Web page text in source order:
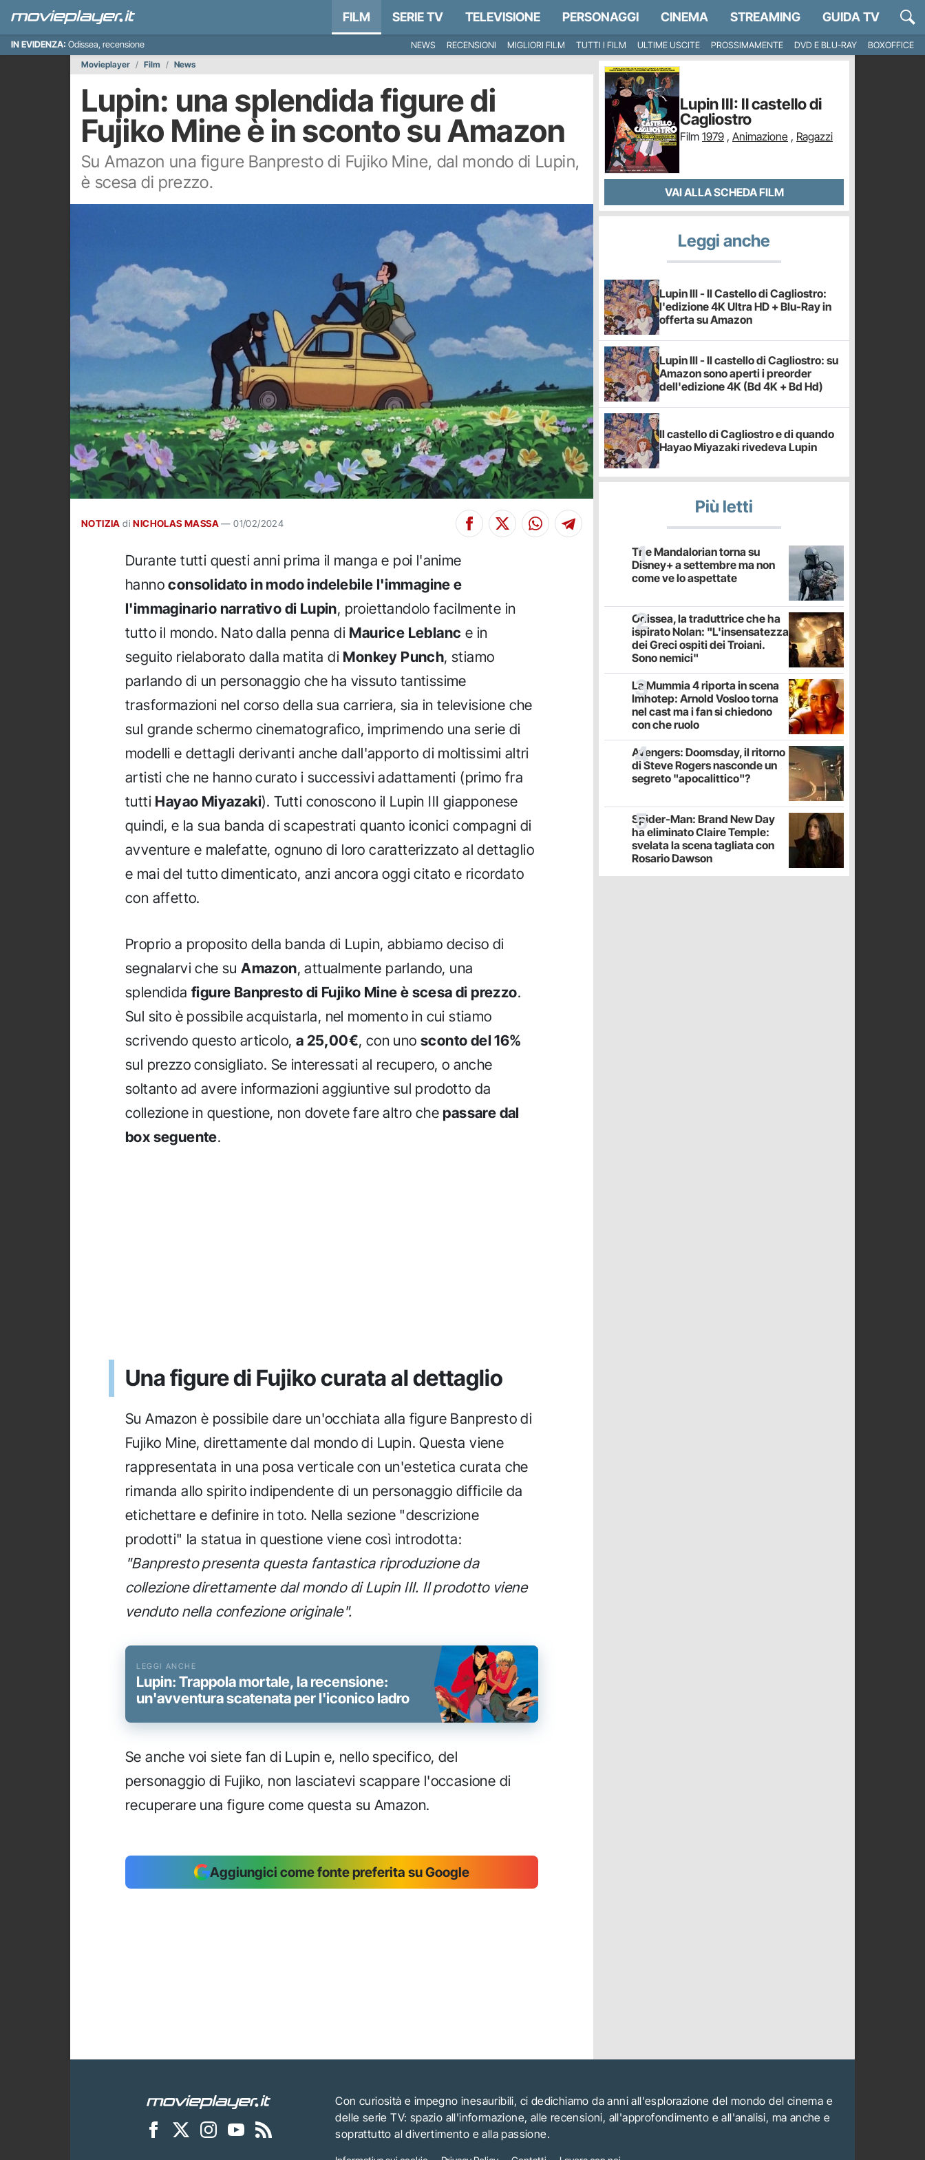
FILM SERIE TV TELEVISIONE PERSONAGGI CINEMA STREAMING GUIDA TV
IN EVIDENZA: Odissea, recensione NEWS RECENSIONI MIGLIORI FILM TUTTI I FILM ULTIME USCITE PROSSIMAMENTE DVD E BLU-RAY
BOXOFFICE
Movieplayer
Film News
Lupin: una splendida figure di
Fujiko Mine è in sconto su Amazon
Su Amazon una figure Banpresto di Fujiko Mine, dal mondo di Lupin,
è scesa di prezzo.
NOTIZIA di NICHOLAS MASSA—01/02/2024
Durante tutti questi anni prima il manga e poi l'anime
hannoconsolidato in modo indelebile l'immagine e
l'immaginario narrativo di Lupin, proiettandolo facilmente in
tutto il mondo. Nato dalla penna di Maurice Leblanc e in
seguito rielaborato dalla matita di Monkey Punch, stiamo
parlando di un personaggio che ha vissuto tantissime
trasformazioni nel corso della sua carriera, sia in televisione che
sul grande schermo cinematografico, imprimendo una serie di
modelli e dettagli derivanti anche dall'apporto di moltissimi altri
artisti che ne hanno curato i successivi adattamenti (primo fra
tutti Hayao Miyazaki). Tutti conoscono il Lupin III giapponese
quindi, e la sua banda di scapestrati quanto iconici compagni di
avventure e malefatte, ognuno di loro caratterizzato al dettaglio
e mai del tutto dimenticato, anzi ancora oggi citato e ricordato
con affetto.
Proprio a proposito della banda di Lupin, abbiamo deciso di
segnalarvi che suAmazon, attualmente parlando, una
splendidafigure Banpresto di Fujiko Mine è scesa di prezzo.
Sul sito è possibile acquistarla, nel momento in cui stiamo
scrivendo questo articolo, a 25,00€, con unosconto del 16%
sul prezzo consigliato. Se interessati al recupero, o anche
soltanto ad avere informazioni aggiuntive sul prodotto da
collezione in questione, non dovete fare altro che passare dal
box seguente.
Una figure di Fujiko curata al dettaglio
Su Amazon è possibile dare un'occhiata alla figure Banpresto di
Fujiko Mine, direttamente dal mondo di Lupin. Questa viene
rappresentata in una posa verticale con un'estetica curata che
rimanda allo spirito indipendente di un personaggio difficile da
etichettare e definire in toto. Nella sezione "descrizione
prodotti" la statua in questione viene così introdotta:
"Banpresto presenta questa fantastica riproduzione da
collezione direttamente dal mondo di Lupin III. Il prodotto viene
venduto nella confezione originale".
Lupin: Trappola mortale, la recensione:
un'avventura scatenata per l'iconico ladro
Se anche voi siete fan di Lupin e, nello specifico, del
personaggio di Fujiko, non lasciatevi scappare l'occasione di
recuperare una figure come questa su Amazon.
Aggiungici come fonte preferita su Google
Lupin III: Il castello di
Cagliostro
Film 1979 , Animazione , Ragazzi
VAI ALLA SCHEDA FILM
Leggi anche
Lupin III - Il Castello di Cagliostro:
l'edizione 4K Ultra HD + Blu-Ray in
offerta su Amazon
Lupin III - Il castello di Cagliostro: su
Amazon sono aperti i preorder
dell'edizione 4K (Bd 4K + Bd Hd)
Il castello di Cagliostro e di quando
Hayao Miyazaki rivedeva Lupin
Più letti
The Mandalorian torna su
Disney+ a settembre ma non
come ve lo aspettate
Odissea, la traduttrice che ha
ispirato Nolan: "L'insensatezza
dei Greci ospiti dei Troiani.
Sono nemici"
La Mummia 4 riporta in scena
Imhotep: Arnold Vosloo torna
nel cast ma i fan si chiedono
con che ruolo
Avengers: Doomsday, il ritorno
di Steve Rogers nasconde un
segreto "apocalittico"?
Spider-Man: Brand New Day
ha eliminato Claire Temple:
svelata la scena tagliata con
Rosario Dawson
Con curiosità e impegno inesauribili, ci dedichiamo da anni all'esplorazione del mondo del cinema e
delle serie TV: spazio all'informazione, alle recensioni, all'approfondimento e all'analisi, ma anche e
soprattutto al divertimento e alla passione.